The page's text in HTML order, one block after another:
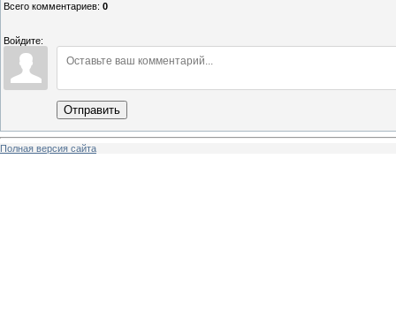
Всего комментариев: 0
Войдите:
Отправить
Полная версия сайта